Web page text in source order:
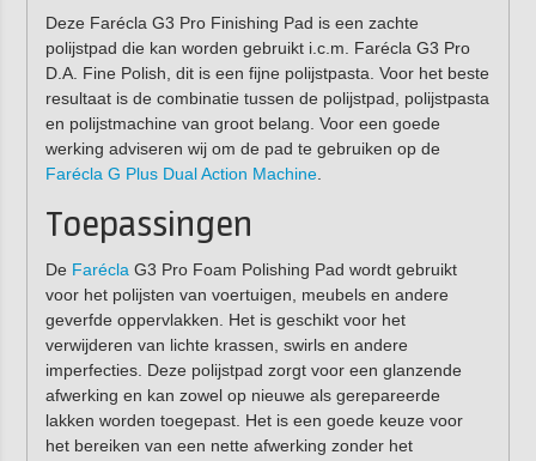
Deze Farécla G3 Pro Finishing Pad is een zachte
polijstpad die kan worden gebruikt i.c.m. Farécla G3 Pro
D.A. Fine Polish, dit is een fijne polijstpasta. Voor het beste
resultaat is de combinatie tussen de polijstpad, polijstpasta
en polijstmachine van groot belang. Voor een goede
werking adviseren wij om de pad te gebruiken op de
Farécla G Plus Dual Action Machine.
Toepassingen
De FaréclaG3 Pro Foam Polishing Pad wordt gebruikt
voor het polijsten van voertuigen, meubels en andere
geverfde oppervlakken. Het is geschikt voor het
verwijderen van lichte krassen, swirls en andere
imperfecties. Deze polijstpad zorgt voor een glanzende
afwerking en kan zowel op nieuwe als gerepareerde
lakken worden toegepast. Het is een goede keuze voor
het bereiken van een nette afwerking zonder het